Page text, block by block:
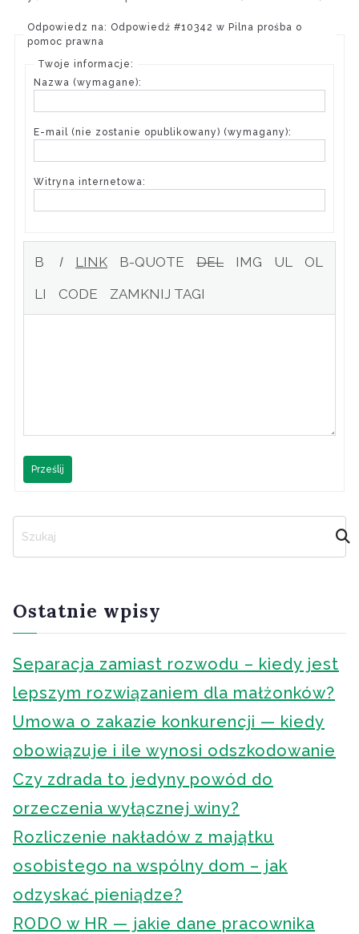
Odpowiedz na: Odpowiedź #10342 w Pilna prośba o
pomoc prawna
Twoje informacje:
Nazwa (wymagane):
E-mail (nie zostanie opublikowany) (wymagany):
Witryna internetowa:
Prześlij
a
Ostatnie wpisy
Separacja zamiast rozwodu – kiedy jest
lepszym rozwiązaniem dla małżonków?
Umowa o zakazie konkurencji — kiedy
obowiązuje i ile wynosi odszkodowanie
Czy zdrada to jedyny powód do
orzeczenia wyłącznej winy?
Rozliczenie nakładów z majątku
osobistego na wspólny dom – jak
odzyskać pieniądze?
RODO w HR — jakie dane pracownika